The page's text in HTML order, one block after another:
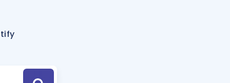
Hesaplama Aracı
için Öneriler
Tek Takvimde
Hoca ile seni sınava hazırlayacak onlarca eğitim seni bekliyor!